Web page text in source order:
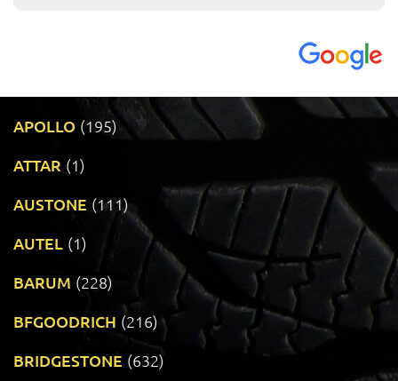
APOLLO (195)
ATTAR (1)
AUSTONE (111)
AUTEL (1)
BARUM (228)
BFGOODRICH (216)
BRIDGESTONE (632)